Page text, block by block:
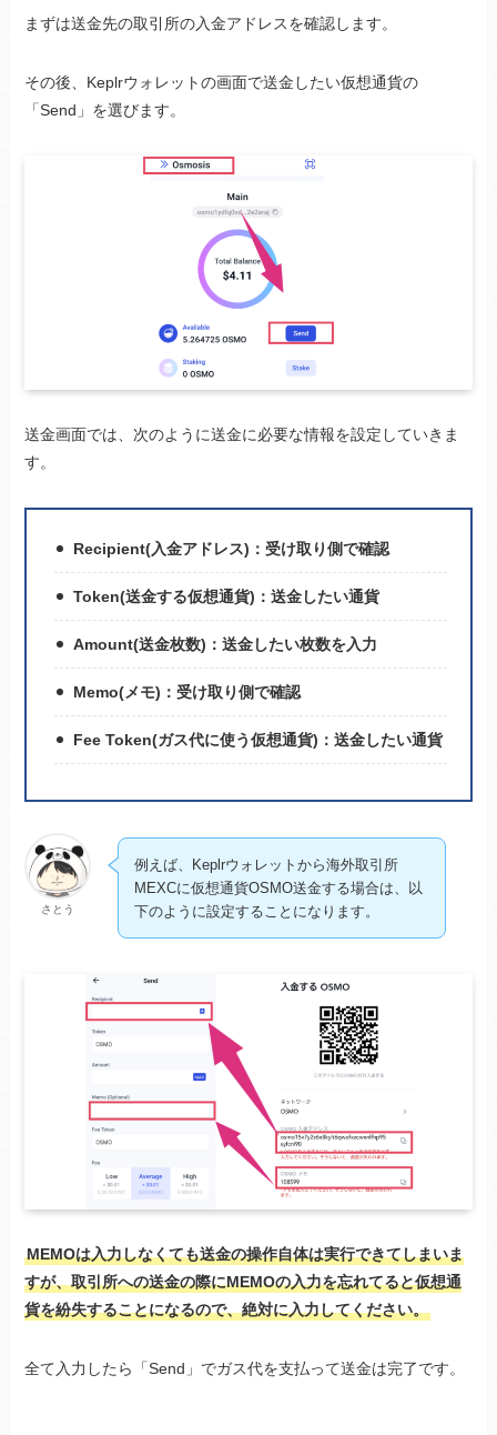
まずは送金先の取引所の入金アドレスを確認します。
その後、Keplrウォレットの画面で送金したい仮想通貨の
「Send」を選びます。
送金画面では、次のように送金に必要な情報を設定していきま
す。
Recipient(入金アドレス)：受け取り側で確認
Token(送金する仮想通貨)：送金したい通貨
Amount(送金枚数)：送金したい枚数を入力
Memo(メモ)：受け取り側で確認
Fee Token(ガス代に使う仮想通貨)：送金したい通貨
さとう
例えば、Keplrウォレットから海外取引所
MEXCに仮想通貨OSMO送金する場合は、以
下のように設定することになります。
MEMOは入力しなくても送金の操作自体は実行できてしまいま
すが、取引所への送金の際にMEMOの入力を忘れてると仮想通
貨を紛失することになるので、絶対に入力してください。
全て入力したら「Send」でガス代を支払って送金は完了です。